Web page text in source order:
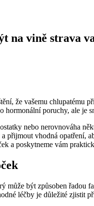
na vině strava
že vašemu chlupatému
hormonální poruchy, ale
nebo nerovnováha
přijmout vhodná opatření,
a poskytneme vám
může být způsoben řadou
léčby je důležité zjistit